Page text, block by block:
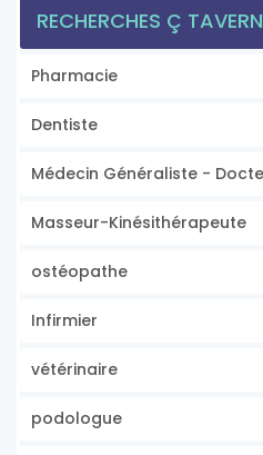
RECHERCHES Ç
Pharmacie
Dentiste
Médecin Généraliste -
Masseur-Kinésithérapeute
ostéopathe
Infirmier
vétérinaire
podologue